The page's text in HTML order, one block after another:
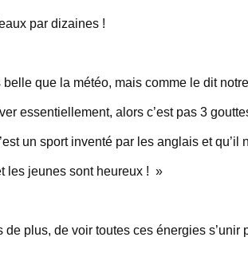
par dizaines !
que la météo, mais comme le dit
essentiellement, alors c’est pas 3
un sport inventé par les anglais et qu’il
les jeunes sont heureux ! »
plus, de voir toutes ces énergies s’unir